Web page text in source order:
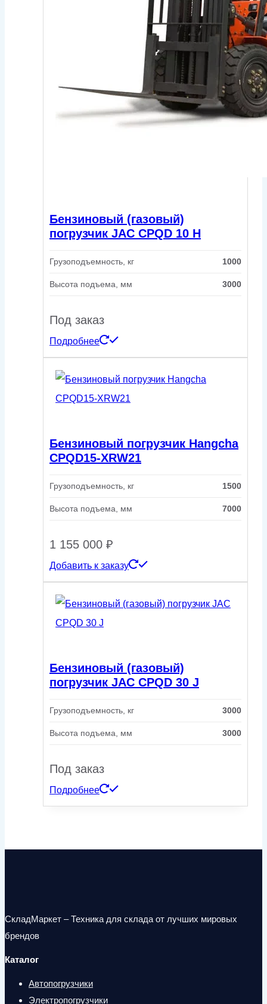
Бензиновый (газовый)
погрузчик JAC CPQD 10 H
Грузоподъемность, кг 1000
Высота подъема, мм 3000
Под заказ
Подробнее
Бензиновый погрузчик Hangcha
CPQD15-XRW21
Грузоподъемность, кг 1500
Высота подъема, мм 7000
1 155 000 ₽
Добавить к заказу
Бензиновый (газовый)
погрузчик JAC CPQD 30 J
Грузоподъемность, кг 3000
Высота подъема, мм 3000
Под заказ
Подробнее
СкладМаркет – Техника для склада от лучших мировых
брендов
Каталог
Автопогрузчики
Электропогрузчики